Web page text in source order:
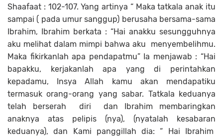
Shaafaat : 102-107. Yang artinya “ Maka tatkala anak itu
sampai ( pada umur sanggup) berusaha bersama-sama
Ibrahim, Ibrahim berkata : “Hai anakku sesungguhnya
aku melihat dalam mimpi bahwa aku menyembelihmu.
Maka fikirkanlah apa pendapatmu” Ia menjawab : “Hai
bapakku, kerjakanlah apa yang di perintahkan
kepadamu, Insya Allah kamu akan mendapatiku
termasuk orang-orang yang sabar. Tatkala keduanya
telah berserah diri dan Ibrahim membaringkan
anaknya atas pelipis (nya), (nyatalah kesabaran
keduanya), dan Kami panggillah dia: “ Hai Ibrahim